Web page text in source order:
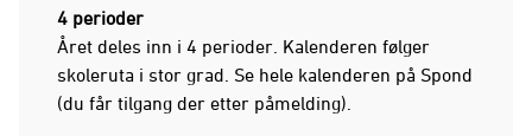
4 perioder
Året deles inn i 4 perioder. Kalenderen følger
skoleruta i stor grad. Se hele kalenderen på Spond
(du får tilgang der etter påmelding).